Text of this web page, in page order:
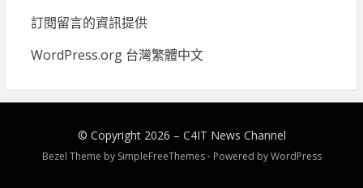
訂閱留言的資訊提供
WordPress.org 台灣繁體中文
© Copyright 2026 – C4IT News Channel
Bezel Theme by SimpleFreeThemes ⋅ Powered byWordPress